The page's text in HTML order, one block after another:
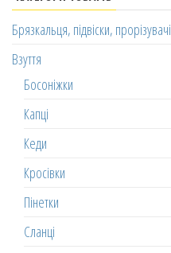
Брязкальця, підвіски, прорізувачі
Взуття
Босоніжки
Капці
Кеди
Кросівки
Пінетки
Сланці